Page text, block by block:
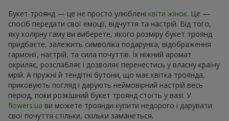
Букет троянд — це не просто улюблені квіти жінок. Це —
спосіб передати свої емоції, відчуття та настрій. Від того,
яку колірну гаму ви виберете, якого розміру букет троянд
придбаєте, залежить символіка подарунка, відображення
гармонії, настрій, та сила почуттів. Їх ніжний аромат
окриляє, розслабляє і дозволяє перенестись у власну країну
мрій. А пружні й тендітні бутони, що має квітка троянда,
приковують погляд і дарують неймовірний настрій весь
період, поки розкішний букет троянд стоїть у вазі. У
flowers.ua ви можете троянди купити недорого і дарувати
свої почуття стільки, скільки заманеться.